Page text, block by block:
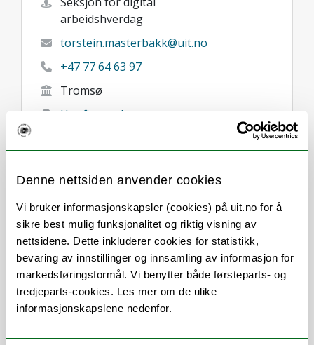
Denne nettsiden anvender cookies
Vi bruker informasjonskapsler (cookies) på uit.no for å
sikre best mulig funksjonalitet og riktig visning av
nettsidene. Dette inkluderer cookies for statistikk,
bevaring av innstillinger og innsamling av informasjon for
markedsføringsformål. Vi benytter både førsteparts- og
tredjeparts-cookies. Les mer om de ulike
informasjonskapslene nedenfor.
arbeidshverdag
torstein.masterbakk@uit.no
+47 77 64 63 97
Tromsø
Her finner du meg
Om
Forskning og undervisning
Her finner du meg
Stillingsbeskrivelse